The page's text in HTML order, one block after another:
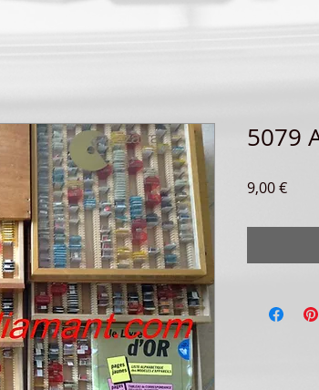
5079
9,00 €